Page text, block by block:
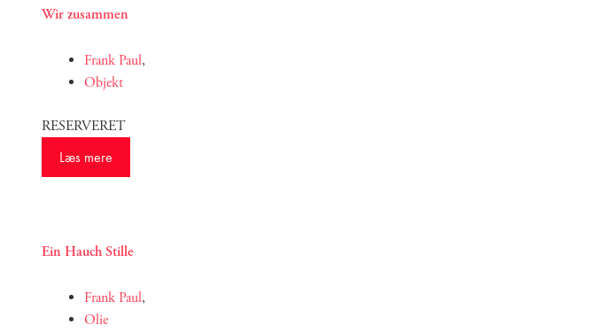
Wir zusammen
Frank Paul,
Objekt
RESERVERET
Læs mere
Ein Hauch Stille
Frank Paul,
Olie